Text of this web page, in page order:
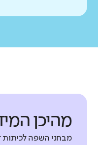
מהיכן
מבחני השפה לכיתות